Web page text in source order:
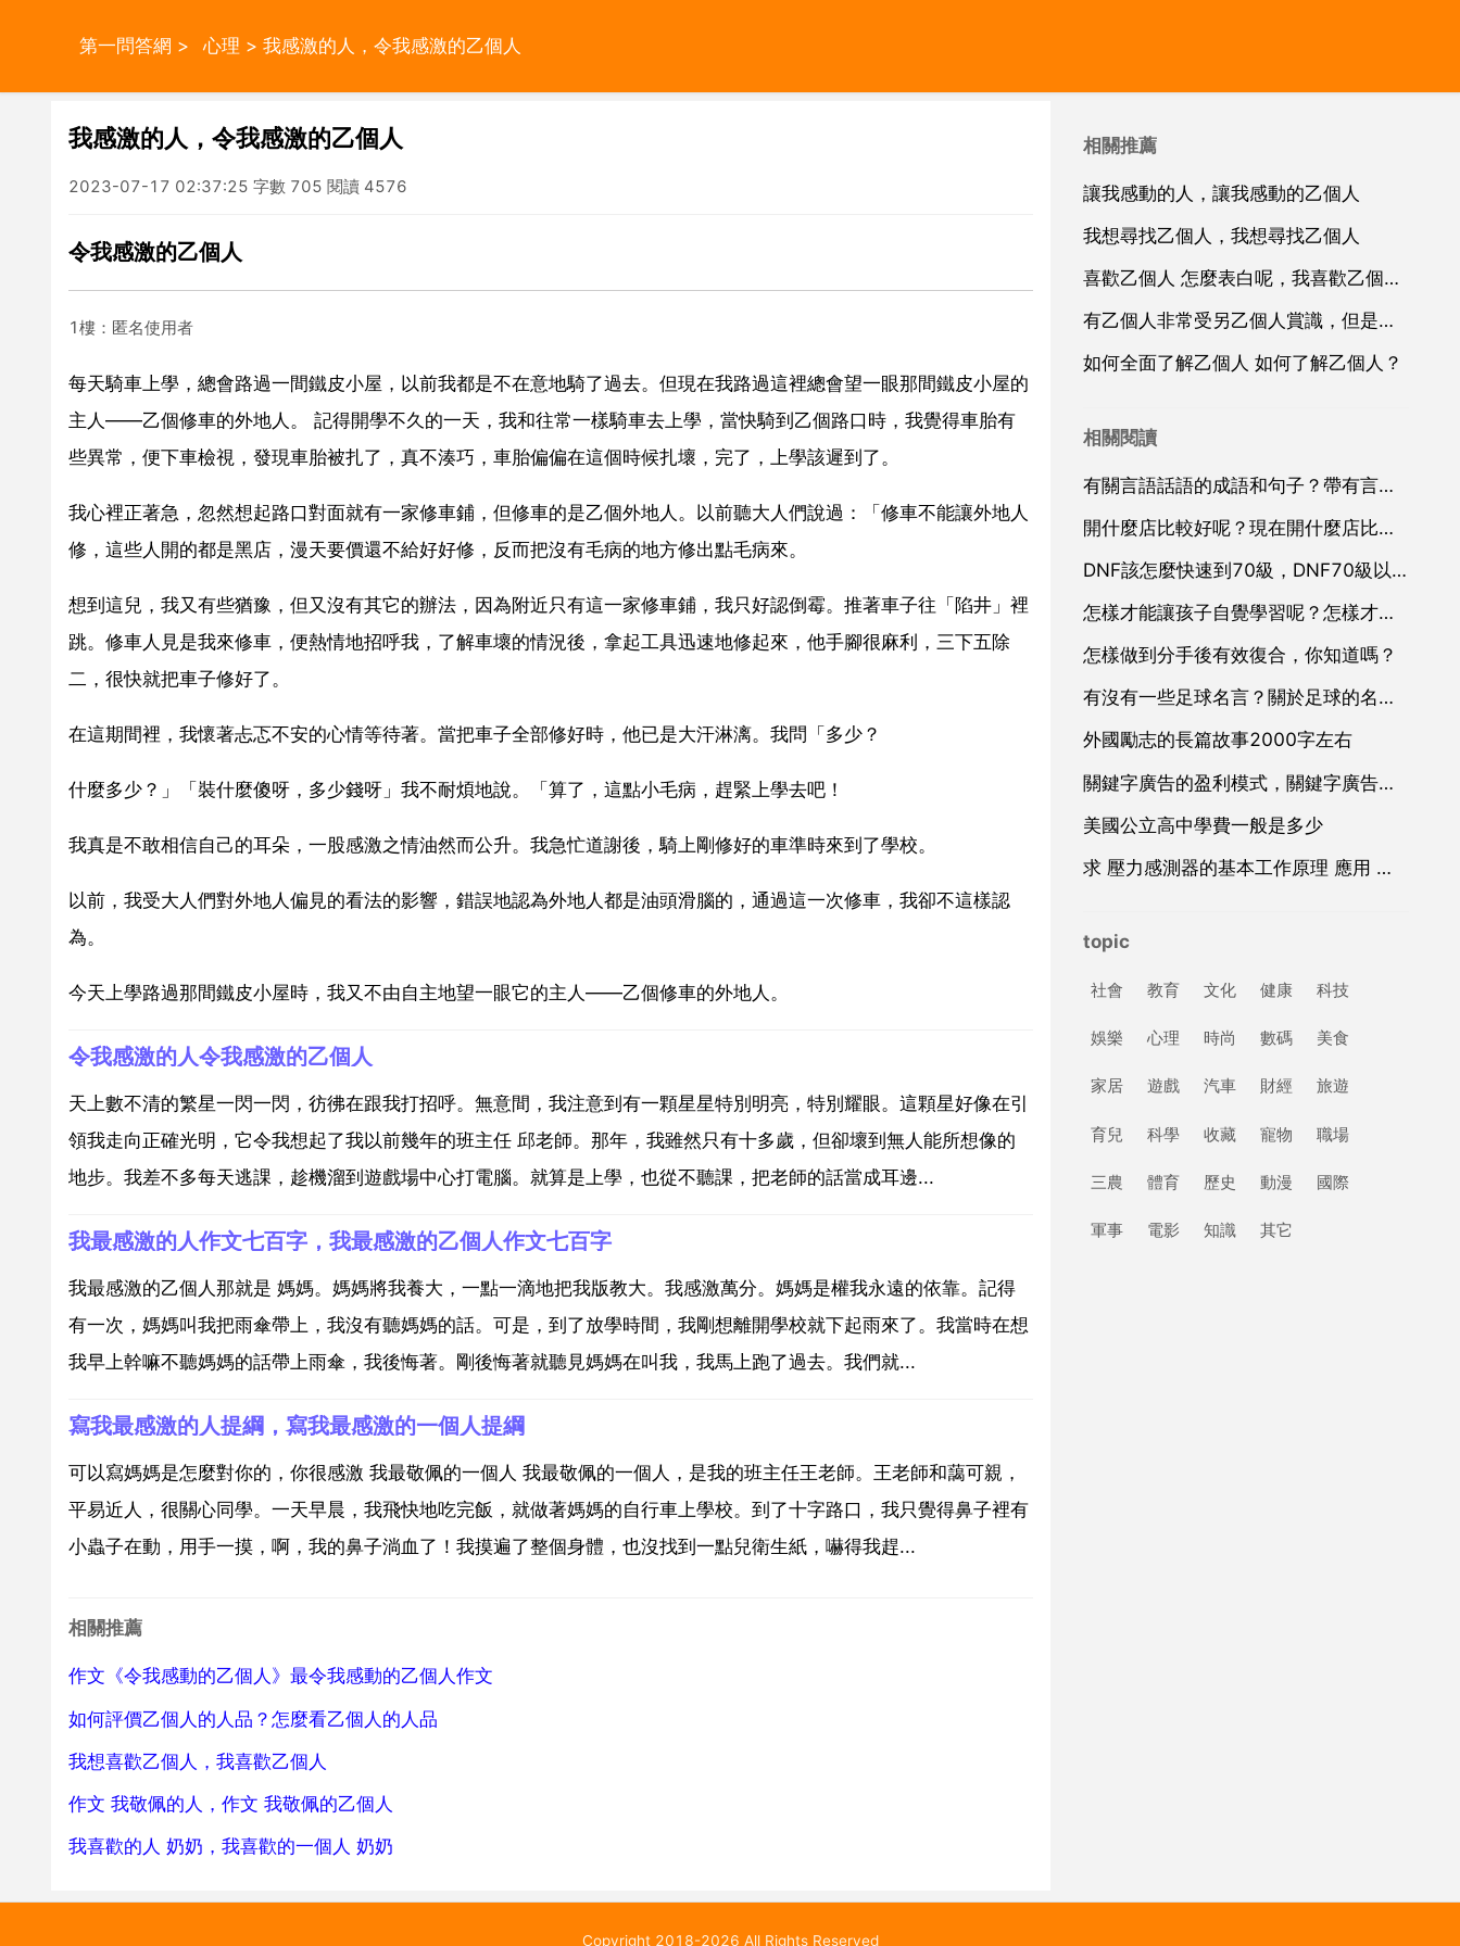
第一問答網 > 心理 > 我感激的人，令我感激的乙個人
我感激的人，令我感激的乙個人
2023-07-17 02:37:25 字數 705 閱讀 4576
令我感激的乙個人
1樓：匿名使用者
每天騎車上學，總會路過一間鐵皮小屋，以前我都是不在意地騎了過去。但現在我路過這裡總會望一眼那間鐵皮小屋的
主人——乙個修車的外地人。 記得開學不久的一天，我和往常一樣騎車去上學，當快騎到乙個路口時，我覺得車胎有
些異常，便下車檢視，發現車胎被扎了，真不湊巧，車胎偏偏在這個時候扎壞，完了，上學該遲到了。
我心裡正著急，忽然想起路口對面就有一家修車鋪，但修車的是乙個外地人。以前聽大人們說過：「修車不能讓外地人
修，這些人開的都是黑店，漫天要價還不給好好修，反而把沒有毛病的地方修出點毛病來。
想到這兒，我又有些猶豫，但又沒有其它的辦法，因為附近只有這一家修車鋪，我只好認倒霉。推著車子往「陷井」裡
跳。修車人見是我來修車，便熱情地招呼我，了解車壞的情況後，拿起工具迅速地修起來，他手腳很麻利，三下五除
二，很快就把車子修好了。
在這期間裡，我懷著忐忑不安的心情等待著。當把車子全部修好時，他已是大汗淋漓。我問「多少？
什麼多少？」「裝什麼傻呀，多少錢呀」我不耐煩地說。「算了，這點小毛病，趕緊上學去吧！
我真是不敢相信自己的耳朵，一股感激之情油然而公升。我急忙道謝後，騎上剛修好的車準時來到了學校。
以前，我受大人們對外地人偏見的看法的影響，錯誤地認為外地人都是油頭滑腦的，通過這一次修車，我卻不這樣認
為。
今天上學路過那間鐵皮小屋時，我又不由自主地望一眼它的主人——乙個修車的外地人。
令我感激的人令我感激的乙個人
天上數不清的繁星一閃一閃，彷彿在跟我打招呼。無意間，我注意到有一顆星星特別明亮，特別耀眼。這顆星好像在引
領我走向正確光明，它令我想起了我以前幾年的班主任 邱老師。那年，我雖然只有十多歲，但卻壞到無人能所想像的
地步。我差不多每天逃課，趁機溜到遊戲場中心打電腦。就算是上學，也從不聽課，把老師的話當成耳邊...
我最感激的人作文七百字，我最感激的乙個人作文七百字
我最感激的乙個人那就是 媽媽。媽媽將我養大，一點一滴地把我版教大。我感激萬分。媽媽是權我永遠的依靠。記得
有一次，媽媽叫我把雨傘帶上，我沒有聽媽媽的話。可是，到了放學時間，我剛想離開學校就下起雨來了。我當時在想
我早上幹嘛不聽媽媽的話帶上雨傘，我後悔著。剛後悔著就聽見媽媽在叫我，我馬上跑了過去。我們就...
寫我最感激的人提綱，寫我最感激的一個人提綱
可以寫媽媽是怎麼對你的，你很感激 我最敬佩的一個人 我最敬佩的一個人，是我的班主任王老師。王老師和藹可親，
平易近人，很關心同學。一天早晨，我飛快地吃完飯，就做著媽媽的自行車上學校。到了十字路口，我只覺得鼻子裡有
小蟲子在動，用手一摸，啊，我的鼻子淌血了！我摸遍了整個身體，也沒找到一點兒衛生紙，嚇得我趕...
相關推薦
作文《令我感動的乙個人》最令我感動的乙個人作文
如何評價乙個人的人品？怎麼看乙個人的人品
我想喜歡乙個人，我喜歡乙個人
作文 我敬佩的人，作文 我敬佩的乙個人
我喜歡的人 奶奶，我喜歡的一個人 奶奶
相關推薦
讓我感動的人，讓我感動的乙個人
我想尋找乙個人，我想尋找乙個人
喜歡乙個人 怎麼表白呢，我喜歡乙個人怎麼表白
有乙個人非常受另乙個人賞識，但是總有別的人說這個被受賞識的人壞話，是為什麼呢？
如何全面了解乙個人 如何了解乙個人？
相關閱讀
有關言語話語的成語和句子？帶有言語的成語
開什麼店比較好呢？現在開什麼店比較好？
DNF該怎麼快速到70級，DNF70級以後幹什麼？
怎樣才能讓孩子自覺學習呢？怎樣才能讓孩子自覺學習
怎樣做到分手後有效復合，你知道嗎？
有沒有一些足球名言？關於足球的名言有哪些？
外國勵志的長篇故事2000字左右
關鍵字廣告的盈利模式，關鍵字廣告廣告
美國公立高中學費一般是多少
求 壓力感測器的基本工作原理 應用 和設計 方面的資料
topic
社會 教育 文化 健康 科技
娛樂 心理 時尚 數碼 美食
家居 遊戲 汽車 財經 旅遊
育兒 科學 收藏 寵物 職場
三農 體育 歷史 動漫 國際
軍事 電影 知識 其它
Copyright 2018-2026 All Rights Reserved